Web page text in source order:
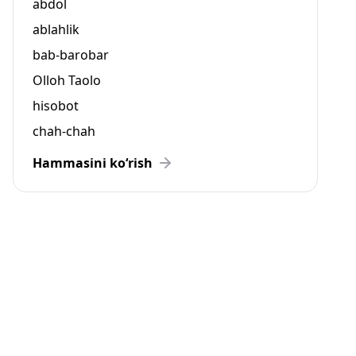
abdol
ablahlik
bab-barobar
Olloh Taolo
hisobot
chah-chah
Hammasini ko‘rish